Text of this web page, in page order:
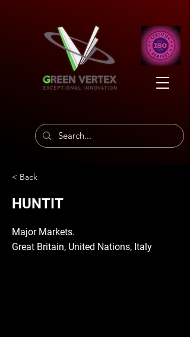
< Back
HUNTIT
Major Markets.
Great Britain, United Nations, Italy